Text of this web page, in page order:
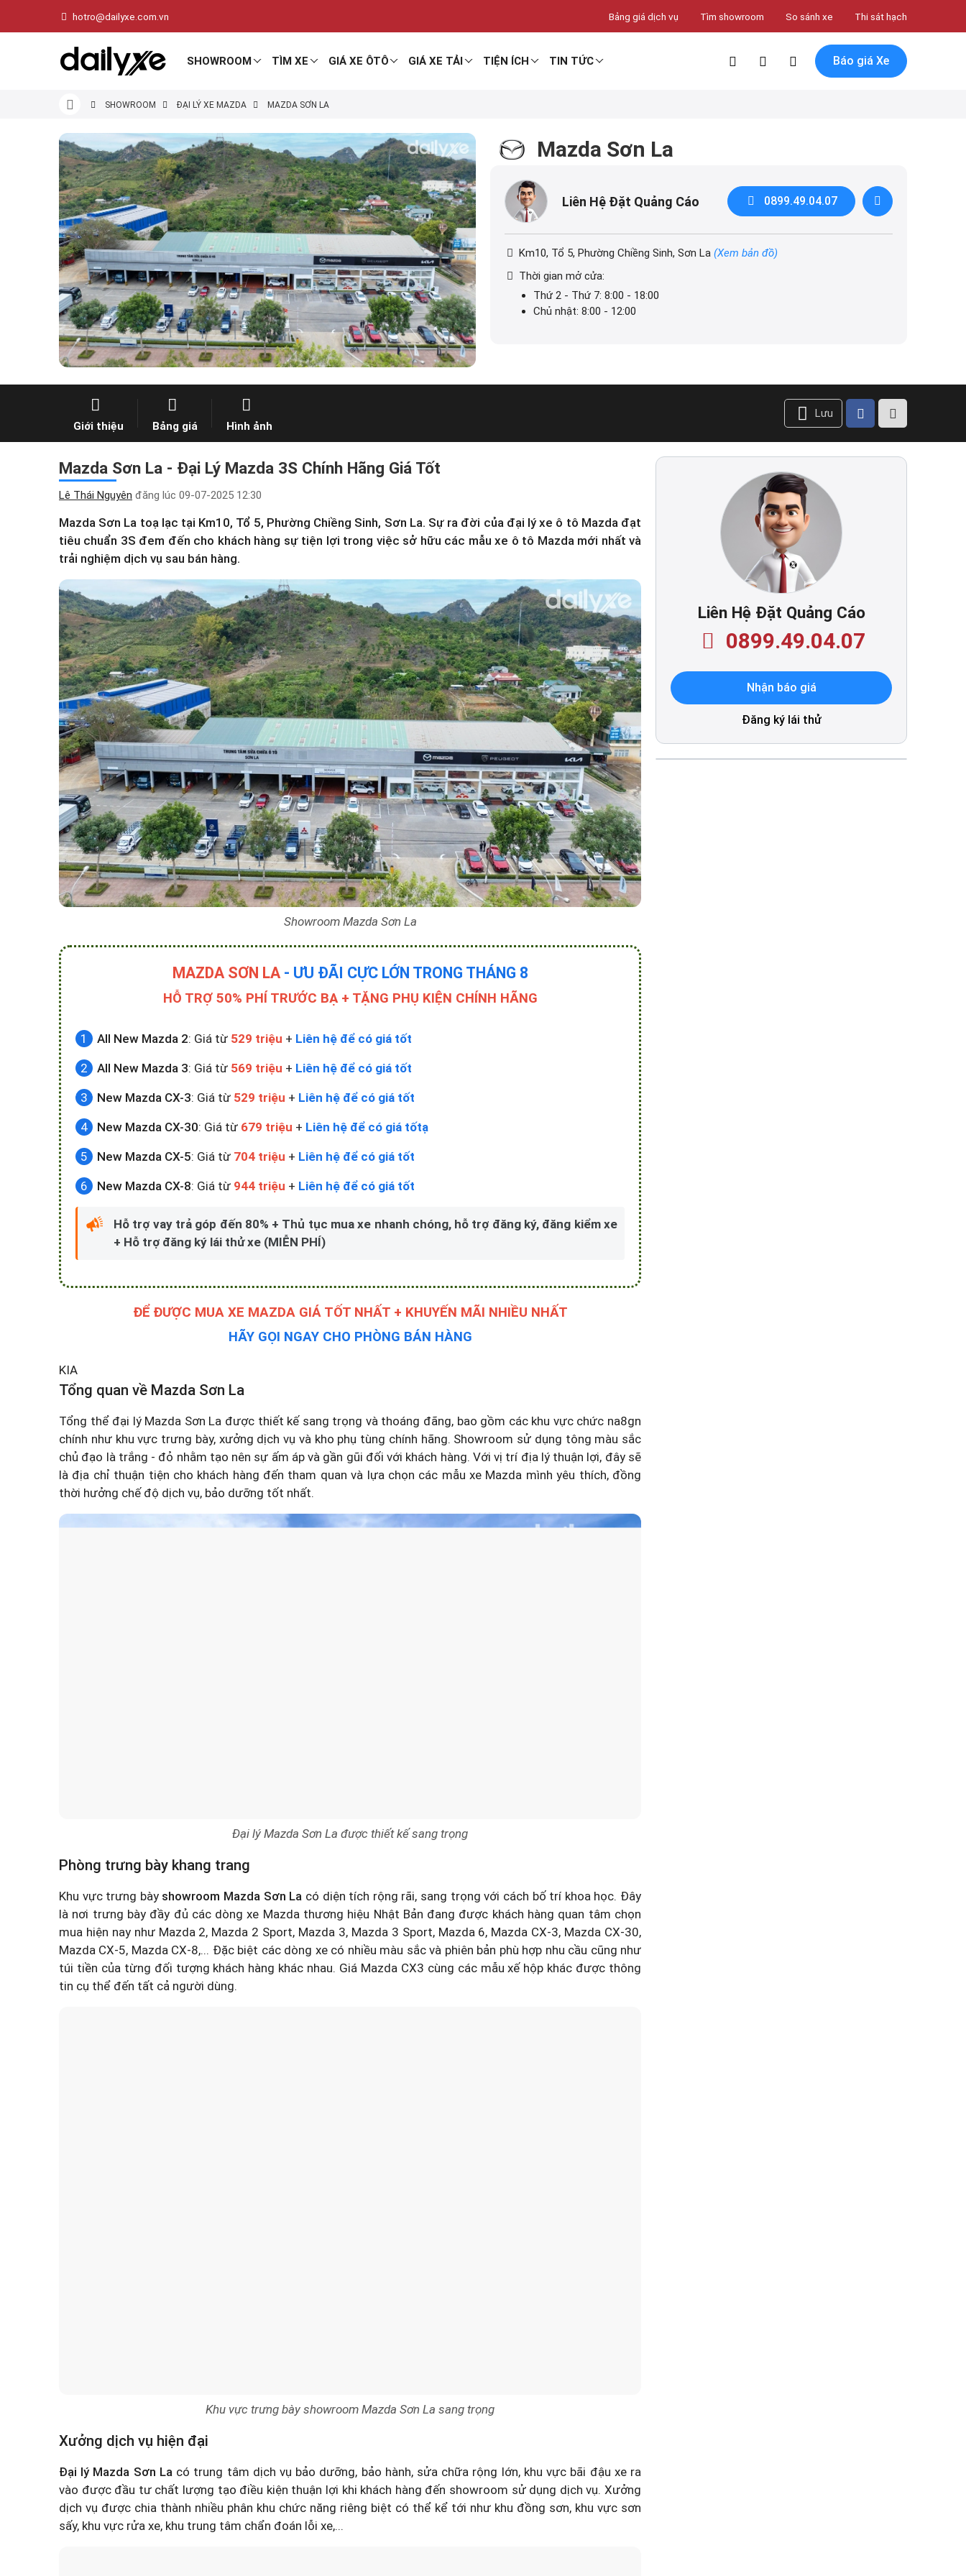
hotro@dailyxe.com.vn Bảng giá dịch vụ Tìm showroom So sánh xe Thi sát hạch
SHOWROOM TÌM XE GIÁ XE ÔTÔ GIÁ XE TẢI TIỆN ÍCH TIN TỨC Báo giá Xe
SHOWROOM ĐẠI LÝ XE MAZDA MAZDA SƠN LA
Mazda Sơn La
Liên Hệ Đặt Quảng Cáo 0899.49.04.07
Km10, Tổ 5, Phường Chiềng Sinh, Sơn La (Xem bản đồ)
Thời gian mở cửa:
Thứ 2 - Thứ 7: 8:00 - 18:00
Chủ nhật: 8:00 - 12:00
Giới thiệu Bảng giá Hình ảnh
Lưu
Mazda Sơn La - Đại Lý Mazda 3S Chính Hãng Giá Tốt
Lê Thái Nguyên đăng lúc 09-07-2025 12:30
Mazda Sơn La toạ lạc tại Km10, Tổ 5, Phường Chiềng Sinh, Sơn La. Sự ra đời của đại lý xe ô tô Mazdađạt
tiêu chuẩn 3S đem đến cho khách hàng sự tiện lợi trong việc sở hữu các mẫu xe ô tô Mazda mới nhất và
trải nghiệm dịch vụ sau bán hàng.
Showroom Mazda Sơn La
MAZDA SƠN LA- ƯU ĐÃI CỰC LỚN TRONG THÁNG 8
HỖ TRỢ 50% PHÍ TRƯỚC BẠ + TẶNG PHỤ KIỆN CHÍNH HÃNG
All New Mazda 2: Giá từ 529 triệu + Liên hệ để có giá tốt
All New Mazda 3: Giá từ 569 triệu + Liên hệ để có giá tốt
New Mazda CX-3: Giá từ 529 triệu + Liên hệ để có giá tốt
New Mazda CX-30: Giá từ 679 triệu + Liên hệ để có giá tốtạ
New Mazda CX-5: Giá từ 704 triệu + Liên hệ để có giá tốt
New Mazda CX-8: Giá từ 944 triệu + Liên hệ để có giá tốt
Hỗ trợ vay trả góp đến 80% + Thủ tục mua xe nhanh chóng, hỗ trợ đăng ký, đăng kiểm xe
+ Hỗ trợ đăng ký lái thử xe (MIỄN PHÍ)
ĐỂ ĐƯỢC MUA XE MAZDA GIÁ TỐT NHẤT + KHUYẾN MÃI NHIỀU NHẤT
HÃY GỌI NGAY CHO PHÒNG BÁN HÀNG
KIA
Tổng quan về Mazda Sơn La
Tổng thể đại lý Mazda Sơn La được thiết kế sang trọng và thoáng đãng, bao gồm các khu vực chức na8gn
chính như khu vực trưng bày, xưởng dịch vụ và kho phụ tùng chính hãng. Showroom sử dụng tông màu sắc
chủ đạo là trắng - đỏ nhằm tạo nên sự ấm áp và gần gũi đối với khách hàng. Với vị trí địa lý thuận lợi, đây sẽ
là địa chỉ thuận tiện cho khách hàng đến tham quan và lựa chọn các mẫu xe Mazda mình yêu thích, đồng
thời hưởng chế độ dịch vụ, bảo dưỡng tốt nhất.
Đại lý Mazda Sơn La được thiết kế sang trọng
Phòng trưng bày khang trang
Khu vực trưng bày showroom Mazda Sơn La có diện tích rộng rãi, sang trọng với cách bố trí khoa học. Đây
là nơi trưng bày đầy đủ các dòng xe Mazda thương hiệu Nhật Bản đang được khách hàng quan tâm chọn
mua hiện nay như Mazda 2, Mazda 2 Sport, Mazda 3, Mazda 3 Sport, Mazda 6, Mazda CX-3, Mazda CX-30,
Mazda CX-5, Mazda CX-8,... Đặc biệt các dòng xe có nhiều màu sắc và phiên bản phù hợp nhu cầu cũng như
túi tiền của từng đối tượng khách hàng khác nhau. Giá Mazda CX3 cùng các mẫu xế hộp khác được thông
tin cụ thể đến tất cả người dùng.
có trung tâm dịch vụ bảo dưỡng, bảo hành, sửa chữa rộng lớn, khu vực bãi đậu xe ra
dịch vụ được chia thành nhiều phân khu chức năng riêng biệt có thể kể tới như khu đồng sơn, khu vực sơn
sấy, khu vực rửa xe, khu trung tâm chẩn đoán lỗi xe,...
Liên Hệ Đặt Quảng Cáo
0899.49.04.07
Nhận báo giá
Đăng ký lái thử